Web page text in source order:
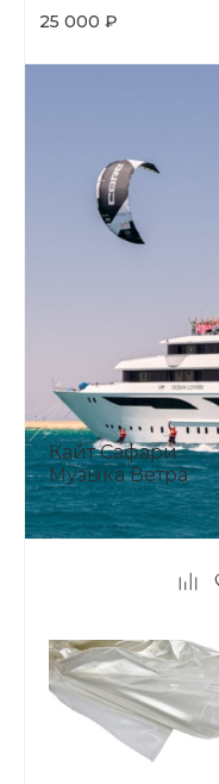
25 000 ₽
Кайт Сафари
Музыка Ветра